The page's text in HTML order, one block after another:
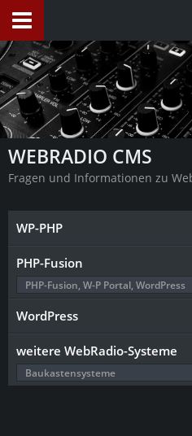
WEBRADIO CMS
Fragen und Informationen zu
WP-PHP
PHP-Fusion
PHP-Fusion, W-P Portal, WordPress
WordPress
weitere WebRadio-Systeme
Baukastensysteme